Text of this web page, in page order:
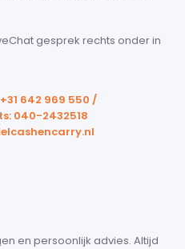
gesprek rechts onder in
642 969 550 /
040-2432518
en persoonlijk advies. Altijd